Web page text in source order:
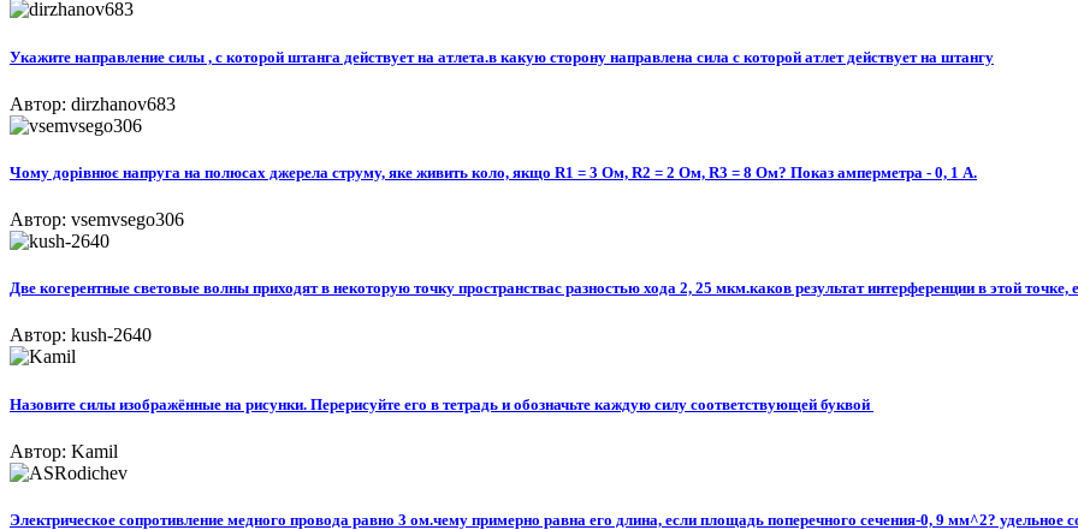
Укажите направление силы , с которой штанга действует на атлета.в какую сторону направлена сила с которой атлет действует на штангу
Автор: dirzhanov683
Чому дорівнює напруга на полюсах джерела струму, яке живить коло, якщо R1 = 3 Ом, R2 = 2 Ом, R3 = 8 Ом? Показ амперметра - 0, 1 А.​
Автор: vsemvsego306
Две когерентные световые волны приходят в некоторую точку пространствас разностью хода 2, 25 мкм.каков результат интерференции в этой точке,
Автор: kush-2640
Назовите силы изображённые на рисунки. Перерисуйте его в тетрадь и обозначьте каждую силу соответствующей буквой ​
Автор: Kamil
Электрическое сопротивление медного провода равно 3 ом.чему примерно равна его длина, если площадь поперечного сечения-0, 9 мм^2?